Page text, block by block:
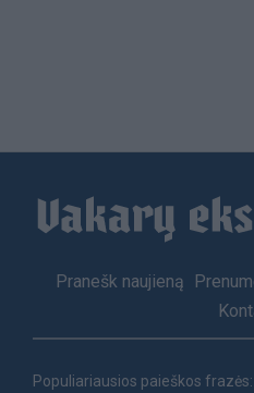
Footer
Pranešk naujieną
Populiariausios paieškos frazės: